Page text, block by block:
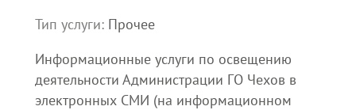
Тип услуги: Прочее
Информационные услуги по освещению
деятельности Администрации ГО Чехов в
электронных СМИ (на информационном